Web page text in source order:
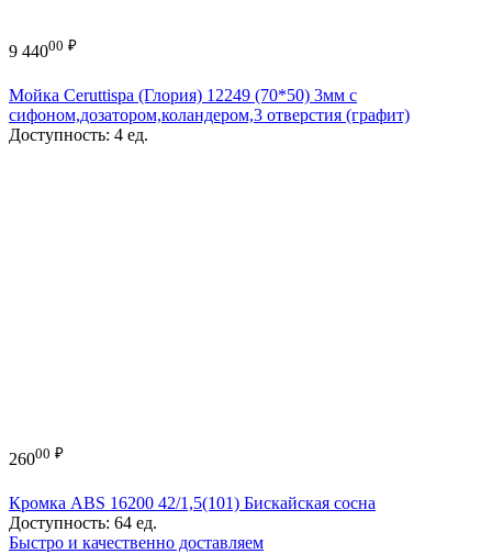
9 44000 ₽
Мойка Ceruttispa (Глория) 12249 (70*50) 3мм с
сифоном,дозатором,коландером,3 отверстия (графит)
Доступность: 4 ед.
26000 ₽
Кромка ABS 16200 42/1,5(101) Бискайская сосна
Доступность: 64 ед.
Быстро и качественно доставляем